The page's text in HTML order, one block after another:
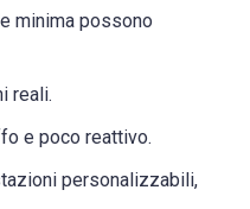
minima possono
reali.
e poco reattivo.
personalizzabili,